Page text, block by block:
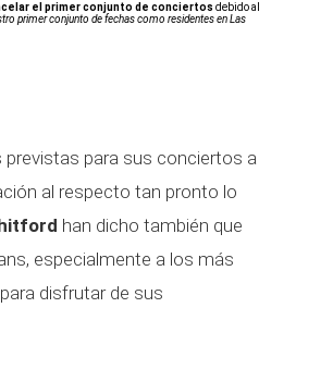
el primer conjunto de conciertos debido al
primer conjunto de fechas como residentes en Las
para sus conciertos a
al respecto tan pronto lo
han dicho también que
especialmente a los más
disfrutar de sus